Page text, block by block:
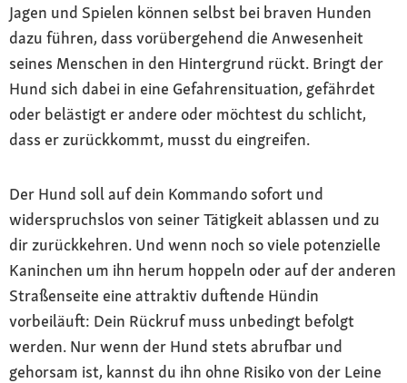
Jagen und Spielen können selbst bei braven Hunden
dazu führen, dass vorübergehend die Anwesenheit
seines Menschen in den Hintergrund rückt. Bringt der
Hund sich dabei in eine Gefahrensituation, gefährdet
oder belästigt er andere oder möchtest du schlicht,
dass er zurückkommt, musst du eingreifen.
Der Hund soll auf dein Kommando sofort und
widerspruchslos von seiner Tätigkeit ablassen und zu
dir zurückkehren. Und wenn noch so viele potenzielle
Kaninchen um ihn herum hoppeln oder auf der anderen
Straßenseite eine attraktiv duftende Hündin
vorbeiläuft: Dein Rückruf muss unbedingt befolgt
werden. Nur wenn der Hund stets abrufbar und
gehorsam ist, kannst du ihn ohne Risiko von der Leine